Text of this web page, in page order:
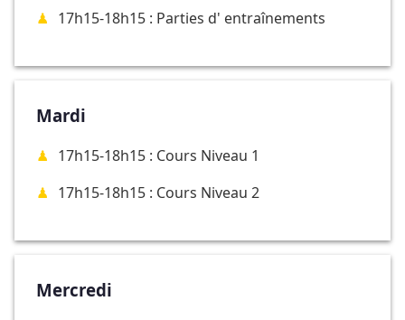
17h15-18h15 : Parties d' entraînements
Mardi
17h15-18h15 : Cours Niveau 1
17h15-18h15 : Cours Niveau 2
Mercredi